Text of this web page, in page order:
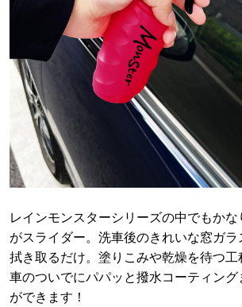
レインモンスターシリーズの中でもか
がスライダー。洗車後のきれいな窓ガラ
拭き取るだけ。塗りこみや乾燥を待つ
車のついでにパパッと撥水コーティング
ができます！